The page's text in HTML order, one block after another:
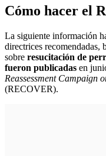
Cómo hacer el
La siguiente información
directrices recomendadas,
sobre resucitación de
fueron publicadas en
Reassessment Campaign
(RECOVER).